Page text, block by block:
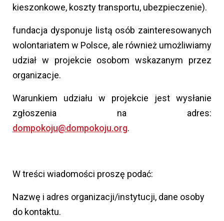
kieszonkowe, koszty transportu, ubezpieczenie).
fundacja dysponuje listą osób zainteresowanych
wolontariatem w Polsce, ale również umożliwiamy
udział w projekcie osobom wskazanym przez
organizacje.
Warunkiem udziału w projekcie jest wysłanie
zgłoszenia na adres:
dompokoju@dompokoju.org.
W treści wiadomości proszę podać:
Nazwę i adres organizacji/instytucji, dane osoby
do kontaktu.